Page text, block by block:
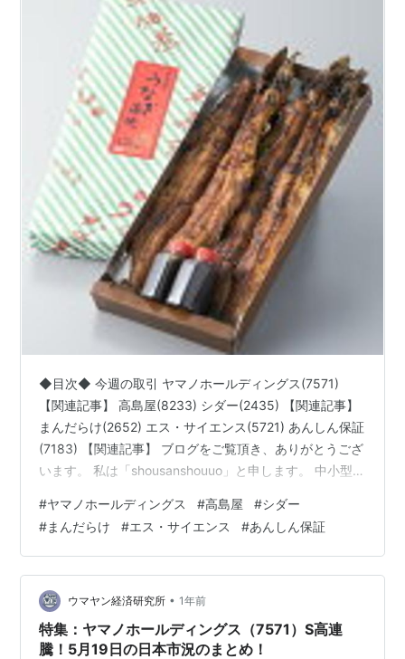
◆目次◆ 今週の取引 ヤマノホールディングス(7571)
【関連記事】 高島屋(8233) シダー(2435) 【関連記事】
まんだらけ(2652) エス・サイエンス(5721) あんしん保証
(7183) 【関連記事】 ブログをご覧頂き、ありがとうござ
います。 私は「shousanshouuo」と申します。 中小型バ
として活動しています。 相変わらず相場のボラティリテ
ィは高いですね。 基軸通貨であるドルの動きが今後どう
なるのか、 それを市場は大きく懸念している様です。 ニ
ュースを受けて、すごい勢いで上がったり下がった
り・・・。今週も過剰な資金…
#ヤマノホールディングス #高島屋 #シダー
#まんだらけ #エス・サイエンス #あんしん保証
ウマヤン経済研究所 • 1年前
特集：ヤマノホールディングス（7571）S高連
騰！5月19日の日本市況のまとめ！